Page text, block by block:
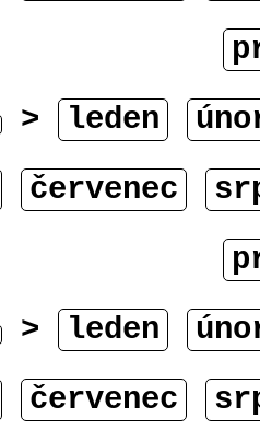
> leden
červenec
> leden
červenec